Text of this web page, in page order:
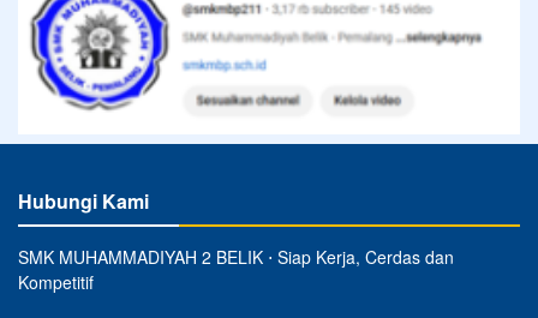
Hubungi Kami
SMK MUHAMMADIYAH 2 BELIK ⋅ Siap Kerja, Cerdas dan
Kompetitif